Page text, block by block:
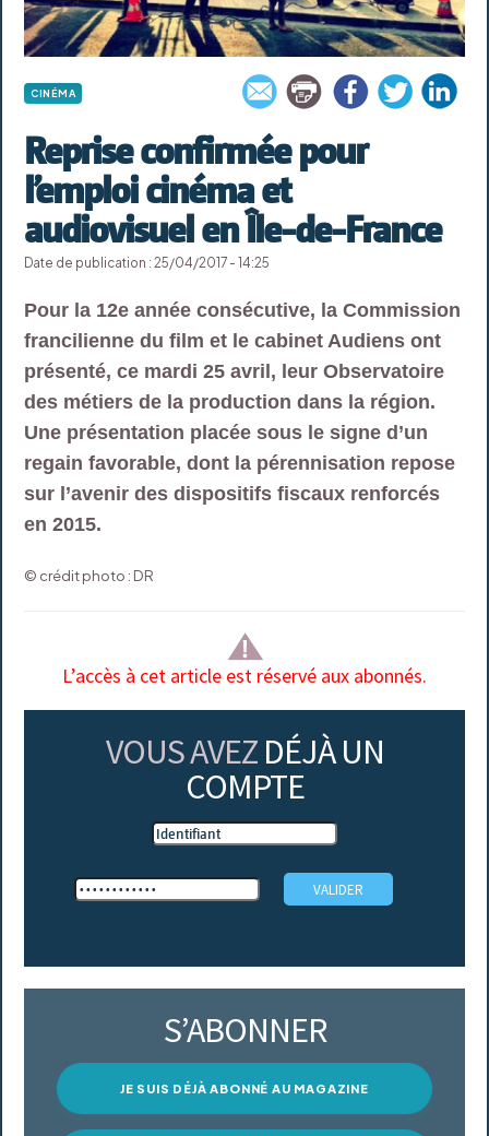
CINÉMA
Reprise confirmée pour
l’emploi cinéma et
audiovisuel en Île-de-France
Date de publication : 25/04/2017 - 14:25
Pour la 12e année consécutive, la Commission
francilienne du film et le cabinet Audiens ont
présenté, ce mardi 25 avril, leur Observatoire
des métiers de la production dans la région.
Une présentation placée sous le signe d’un
regain favorable, dont la pérennisation repose
sur l’avenir des dispositifs fiscaux renforcés
en 2015.
© crédit photo : DR
L’accès à cet article est réservé aux abonnés.
VOUS AVEZ DÉJÀ UN
COMPTE
S’ABONNER
JE SUIS DÉJÀ ABONNÉ AU MAGAZINE